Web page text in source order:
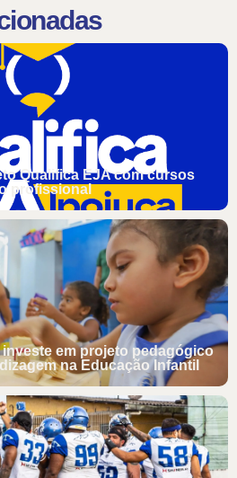
Qualifica EJA com cursos
profissional
em projeto pedagógico
na Educação Infantil